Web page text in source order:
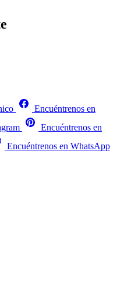
Encuéntrenos en
Encuéntrenos en
Encuéntrenos en WhatsApp